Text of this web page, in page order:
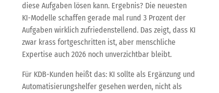
diese Aufgaben lösen kann. Ergebnis? Die neuesten
KI-Modelle schaffen gerade mal rund 3 Prozent der
Aufgaben wirklich zufriedenstellend. Das zeigt, dass KI
zwar krass fortgeschritten ist, aber menschliche
Expertise auch 2026 noch unverzichtbar bleibt.
Für KDB-Kunden heißt das: KI sollte als Ergänzung und
Automatisierungshelfer gesehen werden, nicht als